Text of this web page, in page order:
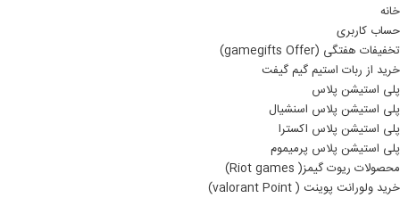
خانه
حساب کاربری
تخفیفات هفتگی (gamegifts Offer)
خرید از ربات استیم گیم گیفت
پلی استیشن پلاس
پلی استیشن پلاس اسنشیال
پلی استیشن پلاس اکسترا
پلی استیشن پلاس پرمیموم
محصولات ریوت گیمز( Riot games)
خرید ولورانت پوینت ( valorant Point)